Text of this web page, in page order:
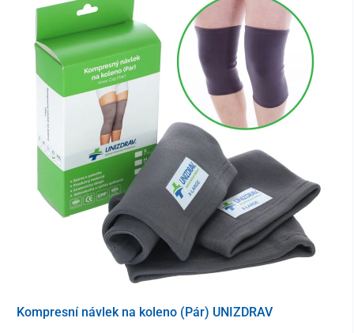
O šetření síl cyklistů se stará ekologickývýkonný elektromotor
doplněný bezúdržbovou lithiovou
baterií s dojezdem až 40 km
přední odpruženou vidlicí
na něm pohodlně zvládnete i jízdu v
nerovném terénu.
Kolo se ovládá snadno pomocí otočného regulátoru a ovládacího
panelu se světelnou signalizací. Na přehledné řídící jednotce
najdete:
zapnutí/vypnutí přídavné jednotky (1)
zapnutí/vypnutí osvětlení (2)
úroveň stavu baterie (3)
3-stupňový mód k nastavení výkonu pomocného motorku
Kompresní návlek na koleno (Pár) UNIZDRAV